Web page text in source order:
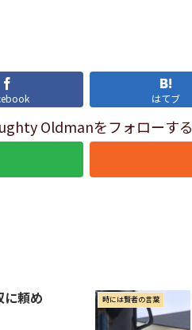
はてブ
Oldmanをフォローする
に頼め 時には賢者の言葉